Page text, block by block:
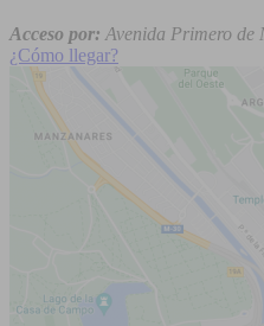
Acceso por: Avenida Primero
¿Cómo llegar?